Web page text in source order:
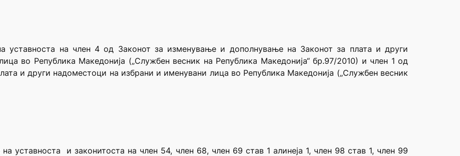
уставноста на член 4 од Законот за изменување и дополнување на Законот за плата и други
во Република Македонија („Службен весник на Република Македонија“ бр.97/2010) и член 1 од
и други надоместоци на избрани и именувани лица во Република Македонија („Службен весник
уставноста и законитоста на член 54, член 68, член 69 став 1 алинеја 1, член 98 став 1, член 99